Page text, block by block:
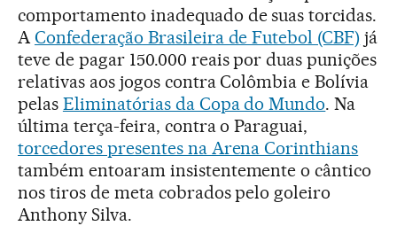
comportamento inadequado de suas torcidas.
A Confederação Brasileira de Futebol (CBF) já
teve de pagar 150.000 reais por duas punições
relativas aos jogos contra Colômbia e Bolívia
pelas Eliminatórias da Copa do Mundo. Na
última terça-feira, contra o Paraguai,
torcedores presentes na Arena Corinthians
também entoaram insistentemente o cântico
nos tiros de meta cobrados pelo goleiro
Anthony Silva.